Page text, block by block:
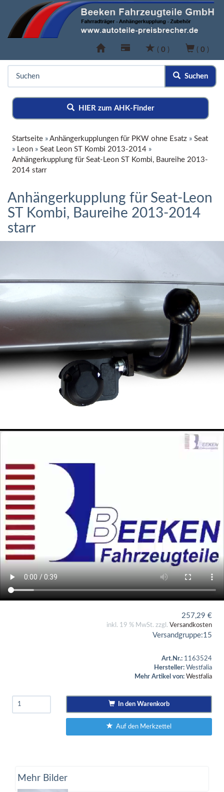
( 0 ) ( 0 )
Suchen
HIER zum AHK-Finder
Startseite » Anhängerkupplungen für PKW ohne Esatz » Seat
» Leon » Seat Leon ST Kombi 2013-2014 »
Anhängerkupplung für Seat-Leon ST Kombi, Baureihe 2013-
2014 starr
Anhängerkupplung für Seat-Leon
ST Kombi, Baureihe 2013-2014
starr
257,29 €
inkl. 19 % MwSt. zzgl. Versandkosten
Versandgruppe:15
Art.Nr.: 1163524
Hersteller: Westfalia
Mehr Artikel von: Westfalia
In den Warenkorb
Auf den Merkzettel
Mehr Bilder